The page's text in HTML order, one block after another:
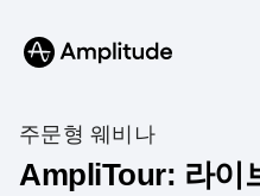
주문형 웨비나
AmpliTour: 라이